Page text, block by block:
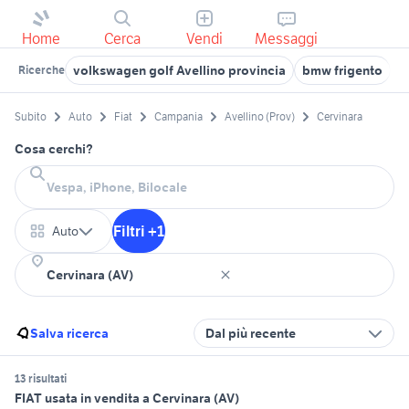
Home Cerca Vendi Messaggi
Ricerche volkswagen golf Avellino provincia bmw frigento
Subito Auto Fiat Campania Avellino (Prov) Cervinara
Cosa cerchi?
Auto Filtri +1
Salva ricerca Dal più recente
13 risultati
FIAT usata in vendita a Cervinara (AV)